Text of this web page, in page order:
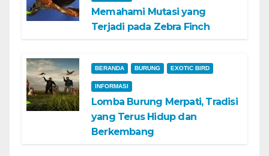
Memahami Mutasi yang
Terjadi pada Zebra Finch
BERANDA BURUNG EXOTIC BIRD
INFORMASI
Lomba Burung Merpati, Tradisi
yang Terus Hidup dan
Berkembang